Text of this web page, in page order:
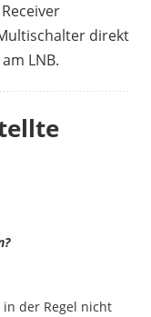
direkt
LNB.
in der Regel nicht